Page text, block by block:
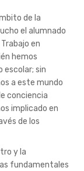
de la
el alumnado
en
hemos
escolar; sin
a este mundo
conciencia
implicado en
de los
y la
fundamentales